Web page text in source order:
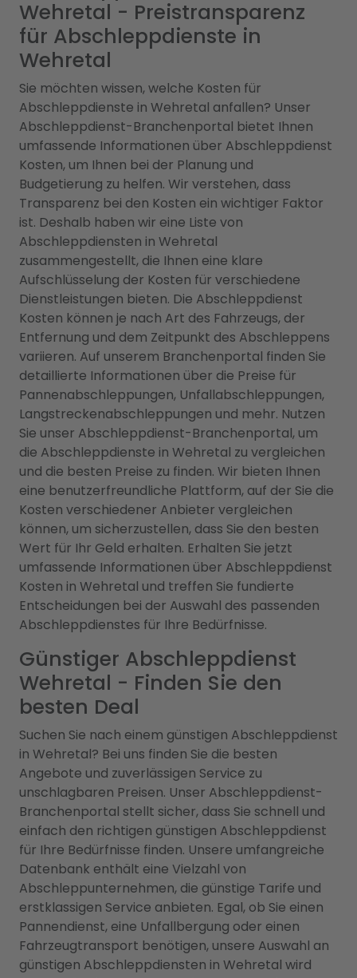
Wehretal - Preistransparenz
für Abschleppdienste in
Wehretal
Sie möchten wissen, welche Kosten für
Abschleppdienste in Wehretal anfallen? Unser
Abschleppdienst-Branchenportal bietet Ihnen
umfassende Informationen über Abschleppdienst
Kosten, um Ihnen bei der Planung und
Budgetierung zu helfen. Wir verstehen, dass
Transparenz bei den Kosten ein wichtiger Faktor
ist. Deshalb haben wir eine Liste von
Abschleppdiensten in Wehretal
zusammengestellt, die Ihnen eine klare
Aufschlüsselung der Kosten für verschiedene
Dienstleistungen bieten. Die Abschleppdienst
Kosten können je nach Art des Fahrzeugs, der
Entfernung und dem Zeitpunkt des Abschleppens
variieren. Auf unserem Branchenportal finden Sie
detaillierte Informationen über die Preise für
Pannenabschleppungen, Unfallabschleppungen,
Langstreckenabschleppungen und mehr. Nutzen
Sie unser Abschleppdienst-Branchenportal, um
die Abschleppdienste in Wehretal zu vergleichen
und die besten Preise zu finden. Wir bieten Ihnen
eine benutzerfreundliche Plattform, auf der Sie die
Kosten verschiedener Anbieter vergleichen
können, um sicherzustellen, dass Sie den besten
Wert für Ihr Geld erhalten. Erhalten Sie jetzt
umfassende Informationen über Abschleppdienst
Kosten in Wehretal und treffen Sie fundierte
Entscheidungen bei der Auswahl des passenden
Abschleppdienstes für Ihre Bedürfnisse.
Günstiger Abschleppdienst
Wehretal - Finden Sie den
besten Deal
Suchen Sie nach einem günstigen Abschleppdienst
in Wehretal? Bei uns finden Sie die besten
Angebote und zuverlässigen Service zu
unschlagbaren Preisen. Unser Abschleppdienst-
Branchenportal stellt sicher, dass Sie schnell und
einfach den richtigen günstigen Abschleppdienst
für Ihre Bedürfnisse finden. Unsere umfangreiche
Datenbank enthält eine Vielzahl von
Abschleppunternehmen, die günstige Tarife und
erstklassigen Service anbieten. Egal, ob Sie einen
Pannendienst, eine Unfallbergung oder einen
Fahrzeugtransport benötigen, unsere Auswahl an
günstigen Abschleppdiensten in Wehretal wird